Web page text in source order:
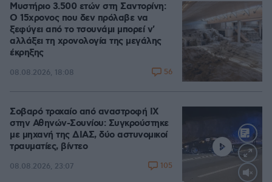
Μυστήριο 3.500 ετών στη Σαντορίνη:
Ο 15χρονος που δεν πρόλαβε να
ξεφύγει από το τσουνάμι μπορεί ν'
αλλάξει τη χρονολογία της μεγάλης
έκρηξης
08.08.2026, 18:08 56
Σοβαρό τροχαίο από αναστροφή ΙΧ
στην Αθηνών-Σουνίου: Συγκρούστηκε
με μηχανή της ΔΙΑΣ, δύο αστυνομικοί
τραυματίες, βίντεο
08.08.2026, 23:07 105